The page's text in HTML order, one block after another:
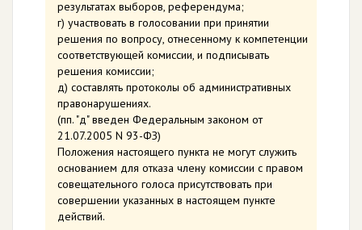
результатах выборов, референдума;
г) участвовать в голосовании при принятии
решения по вопросу, отнесенному к компетенции
соответствующей комиссии, и подписывать
решения комиссии;
д) составлять протоколы об административных
правонарушениях.
(пп. "д" введен Федеральным законом от
21.07.2005 N 93-ФЗ)
Положения настоящего пункта не могут служить
основанием для отказа члену комиссии с правом
совещательного голоса присутствовать при
совершении указанных в настоящем пункте
действий.